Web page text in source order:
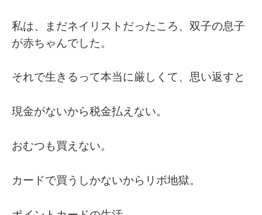
私は、まだネイリストだったころ、双子の息子
が赤ちゃんでした。
それで生きるって本当に厳しくて、思い返すと
現金がないから税金払えない。
おむつも買えない。
カードで買うしかないからリボ地獄。